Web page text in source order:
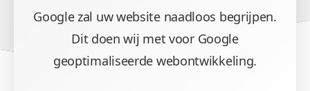
Google zal uw website naadloos begrijpen.
Dit doen wij met voor Google
geoptimaliseerde webontwikkeling.